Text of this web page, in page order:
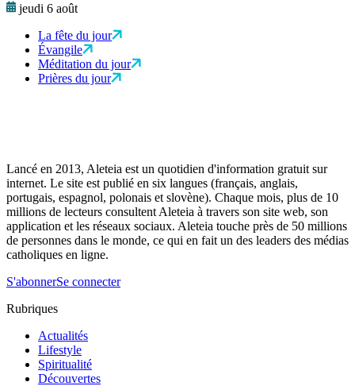
jeudi 6 août
La fête du jour
Évangile
Méditation du jour
Prières du jour
Lancé en 2013, Aleteia est un quotidien d'information gratuit sur
internet. Le site est publié en six langues (français, anglais,
portugais, espagnol, polonais et slovène). Chaque mois, plus de 10
millions de lecteurs consultent Aleteia à travers son site web, son
application et les réseaux sociaux. Aleteia touche près de 50 millions
de personnes dans le monde, ce qui en fait un des leaders des médias
catholiques en ligne.
S'abonnerSe connecter
Rubriques
Actualités
Lifestyle
Spiritualité
Découvertes